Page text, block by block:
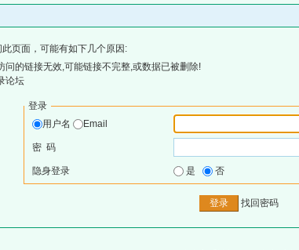
页面，可能有如下几个原因:
问的链接无效,可能链接不完整,或数据已被删除!
论坛
登录
用户名
Email
密 码
隐身登录 是 否
找回密码